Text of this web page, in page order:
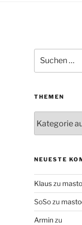
nach:
THEMEN
NEUESTE
Klauszu
SoSozu
Arminzu